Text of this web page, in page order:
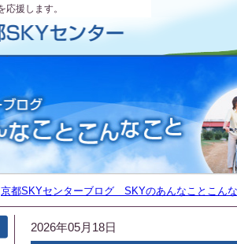
援します。
京都SKYセンターブログ SKYのあんなことこんな
2026年05月18日